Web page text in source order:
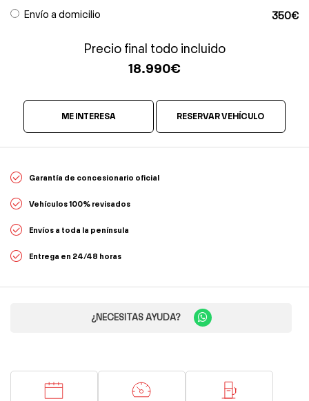
Envío a domicilio 350€
Precio final todo incluido
18.990€
ME INTERESA RESERVAR VEHÍCULO
Garantía de concesionario oficial
Vehículos 100% revisados
Envíos a toda la península
Entrega en 24/48 horas
¿NECESITAS AYUDA?